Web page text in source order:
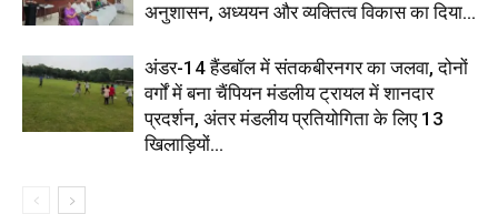
अनुशासन, अध्ययन और व्यक्तित्व विकास का दिया...
अंडर-14 हैंडबॉल में संतकबीरनगर का जलवा, दोनों
वर्गों में बना चैंपियन मंडलीय ट्रायल में शानदार
प्रदर्शन, अंतर मंडलीय प्रतियोगिता के लिए 13
खिलाड़ियों...